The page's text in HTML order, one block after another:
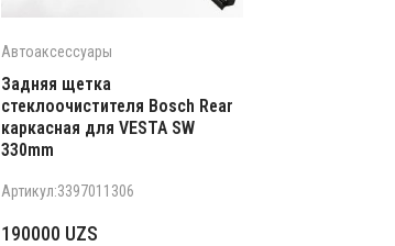
Автоаксессуары
Задняя щетка
стеклоочистителя Bosch Rear
каркасная для VESTA SW
330mm
Артикул:3397011306
190000 UZS